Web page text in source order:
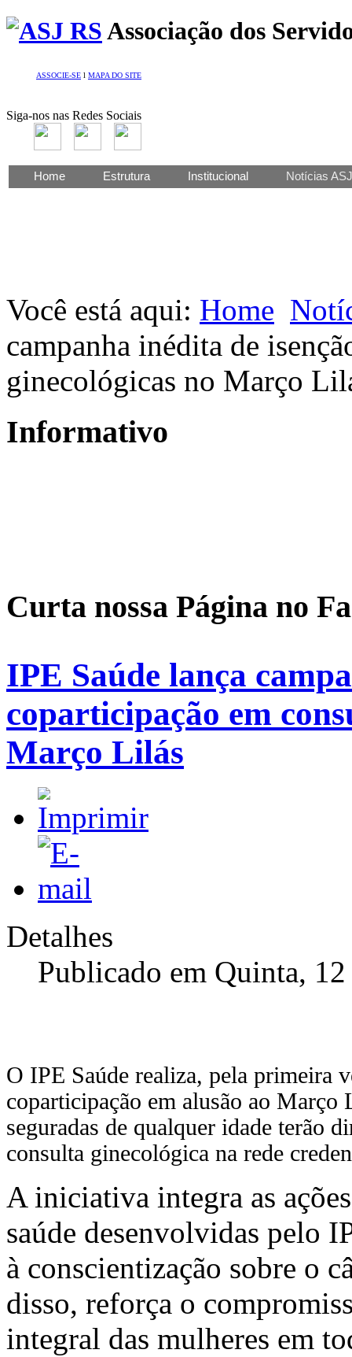
Associação dos
ASSOCIE-SE l MAPA DO SITE
Siga-nos nas Redes Sociais
Home Estrutura Institucional Notícias ASJ
Você está aqui: Home
campanha inédita de
ginecológicas no Março
Informativo
Curta nossa Página no
IPE Saúde lança
coparticipação em
Março Lilás
Detalhes
Publicado em Quinta,
O IPE Saúde realiza, pela primeira
coparticipação em alusão ao
seguradas de qualquer idade terão
consulta ginecológica na rede
A iniciativa integra as
saúde desenvolvidas pelo
à conscientização sobre o
disso, reforça o
integral das mulheres em